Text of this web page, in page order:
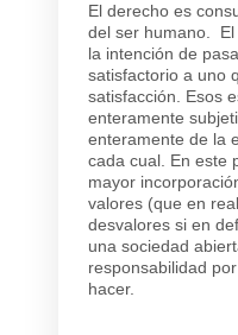
El derecho es
del ser humano. El
la intención de
satisfactorio a uno
satisfacción. Esos
enteramente
enteramente de la
cada cual. En este
mayor
valores (que en
desvalores si en
una sociedad
responsabilidad
hacer.